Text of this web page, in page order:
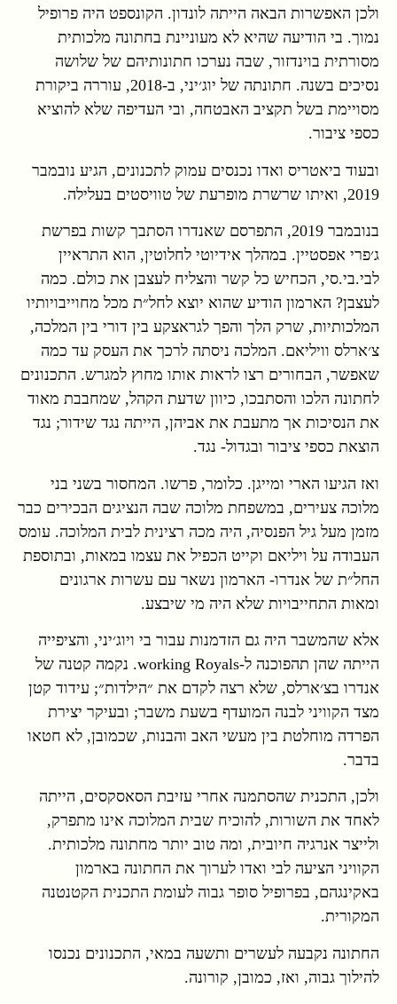
ולכן האפשרות הבאה הייתה לונדון. הקונספט היה פרופיל
נמוך. בי הודיעה שהיא לא מעוניינת בחתונה מלכותית
מסורתית בוינדזור, שבה נערכו חתונותיהם של שלושה
נסיכים בשנה. חתונתה של יוג׳יני, ב-2018, עוררה ביקורת
מסויימת בשל תקציב האבטחה, ובי העדיפה שלא להוציא
כספי ציבור.
ובעוד ביאטריס ואדו נכנסים עמוק לתכנונים, הגיע נובמבר
2019, ואיתו שרשרת מופרעת של טוויסטים בעלילה.
בנובמבר 2019, התפרסם שאנדרו הסתבך קשות בפרשת
ג׳פרי אפסטיין. במהלך אידיוטי לחלוטין, הוא התראיין
לבי.בי.סי, הכחיש כל קשר והצליח לעצבן את כולם. כמה
לעצבן? הארמון הודיע שהוא יוצא לחל״ת מכל מחוייבויותיו
המלכותיות, שרק הלך והפך לגראצקע בין דורי בין המלכה,
צ׳ארלס וויליאם. המלכה ניסתה לרכך את העסק עד כמה
שאפשר, הבחורים רצו לראות אותו מחוץ למגרש. התכנונים
לחתונה הלכו והסתבכו, כיוון שדעת הקהל, שמחבבת מאוד
את הנסיכות אך מתעבת את אביהן, הייתה נגד שידור; נגד
הוצאת כספי ציבור ובגדול- נגד.
ואז הגיעו הארי ומייגן. כלומר, פרשו. המחסור בשני בני
מלוכה צעירים, במשפחת מלוכה שבה הנציגים הבכירים כבר
מזמן מעל גיל הפנסיה, היה מכה רצינית לבית המלוכה. עומס
העבודה על ויליאם וקייט הכפיל את עצמו במאות, ובתוספת
החל״ת של אנדרו- הארמון נשאר עם עשרות ארגונים
ומאות התחייבויות שלא היה מי שיבצע.
אלא שהמשבר היה גם הזדמנות עבור בי ויוג׳יני, והציפייה
הייתה שהן תהפוכנה ל-working Royals. נקמה קטנה של
אנדרו בצ׳ארלס, שלא רצה לקדם את ״הילדות״; עידוד קטן
מצד הקוויני לבנה המועדף בשעת משבר; ובעיקר יצירת
הפרדה מוחלטת בין מעשי האב והבנות, שכמובן, לא חטאו
בדבר.
ולכן, התכנית שהסתמנה אחרי עזיבת הסאסקסים, הייתה
לאחד את השורות, להוכיח שבית המלוכה אינו מתפרק,
ולייצר אנרגיה חיובית, ומה טוב יותר מחתונה מלכותית.
הקוויני הציעה לבי ואדו לערוך את החתונה בארמון
באקינגהם, בפרופיל סופר גבוה לעומת התכנית הקטנטנה
המקורית.
החתונה נקבעה לעשרים ותשעה במאי, התכנונים נכנסו
להילוך גבוה, ואז, כמובן, קורונה.